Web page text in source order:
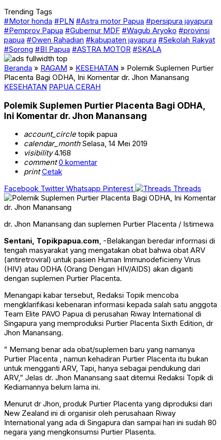
Trending Tags
#Motor honda #PLN #Astra motor Papua #persipura jayapura
#Pemprov Papua #Gubernur MDF #Wagub Aryoko #provinsi
papua #Owen Rahadian #kabupaten jayapura #Sekolah Rakyat
#Sorong #BI Papua #ASTRA MOTOR #SKALA
Beranda » RAGAM » KESEHATAN » Polemik Suplemen Purtier
Placenta Bagi ODHA, Ini Komentar dr. Jhon Manansang
KESEHATAN PAPUA CERAH
Polemik Suplemen Purtier Placenta Bagi ODHA,
Ini Komentar dr. Jhon Manansang
account_circletopik papua
calendar_monthSelasa, 14 Mei 2019
visibility4.168
comment 0 komentar
print Cetak
Facebook Twitter Whatsapp Pinterest Threads
dr. Jhon Manansang dan suplemen Purtier Placenta / Istimewa
Sentani, Topikpapua.com, -Belakangan beredar informasi di
tengah masyarakat yang mengatakan obat bahwa obat ARV
(antiretroviral) untuk pasien Human Immunodeficieny Virus
(HIV) atau ODHA (Orang Dengan HIV/AIDS) akan diganti
dengan suplemen Purtier Placenta.
Menangapi kabar tersebut, Redaksi Topik mencoba
mengklarifikasi kebenaran informasi kepada salah satu anggota
Team Elite PAVO Papua di perusahan Riway International di
Singapura yang memproduksi Purtier Placenta Sixth Edition, dr
Jhon Manansang.
” Memang benar ada obat/suplemen baru yang namanya
Purtier Placenta , namun kehadiran Purtier Placenta itu bukan
untuk mengganti ARV, Tapi, hanya sebagai pendukung dari
ARV,” Jelas dr. Jhon Manansang saat ditemui Redaksi Topik di
Kediamannya belum lama ini.
Menurut dr Jhon, produk Purtier Placenta yang diproduksi dari
New Zealand ini di organisir oleh perusahaan Riway
International yang ada di Singapura dan sampai hari ini sudah 80
negara yang mengkonsumsi Purtier Plasenta.